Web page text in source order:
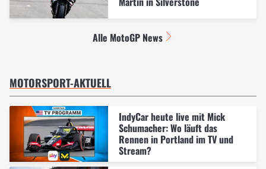
Alle MotoGP News
MOTORSPORT-AKTUELL
IndyCar heute live mit Mick
Schumacher: Wo läuft das
Rennen in Portland im TV und
Stream?